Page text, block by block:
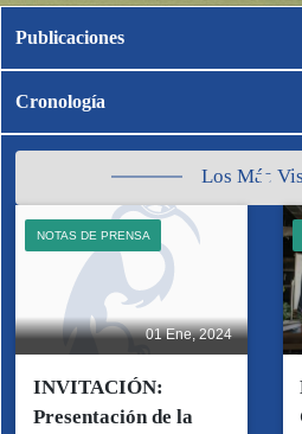
Publicaciones
Cronología
Los Más
01 Ene, 2024
NOTAS DE PRENSA
INVITACIÓN:
Presentación de la